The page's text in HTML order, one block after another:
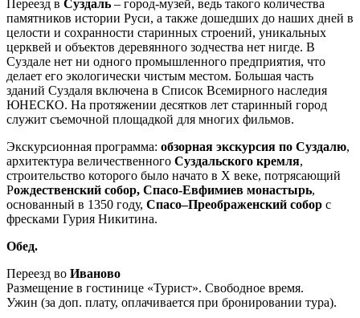
Переезд в Суздаль – город-музей, ведь такого количества
памятников истории Руси, а также дошедших до наших дней в
целости и сохранности старинных строений, уникальных
церквей и объектов деревянного зодчества нет нигде. В
Суздале нет ни одного промышленного предприятия, что
делает его экологически чистым местом. Большая часть
зданий Суздаля включена в Список Всемирного наследия
ЮНЕСКО. На протяжении десятков лет старинный город
служит съемочной площадкой для многих фильмов.
Экскурсионная программа: обзорная экскурсия по Суздалю,
архитектура величественного Суздальского кремля,
строительство которого было начато в X веке, потрясающий
Рождественский собор, Спасо-Евфимиев монастырь,
основанный в 1350 году, Спасо–Преображенский собор с
фресками Гурия Никитина.
Обед.
Переезд во Иваново
Размещение в гостинице «Турист». Свободное время.
Ужин (за доп. плату, оплачивается при бронировании тура).